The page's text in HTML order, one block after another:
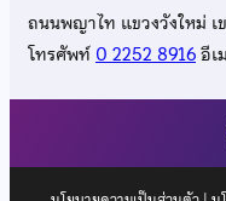
ถนนพญาไท แขวงวังใหม่
โทรศัพท์0 2252 8916อีเ